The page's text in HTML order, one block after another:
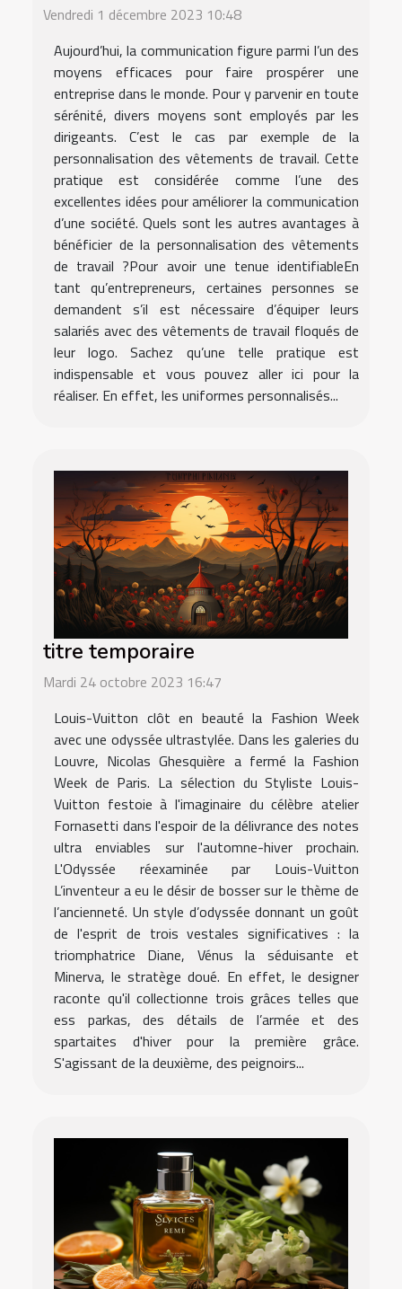
Vendredi 1 décembre 2023 10:48
Aujourd’hui, la communication figure parmi l’un des
moyens efficaces pour faire prospérer une
entreprise dans le monde. Pour y parvenir en toute
sérénité, divers moyens sont employés par les
dirigeants. C’est le cas par exemple de la
personnalisation des vêtements de travail. Cette
pratique est considérée comme l’une des
excellentes idées pour améliorer la communication
d’une société. Quels sont les autres avantages à
bénéficier de la personnalisation des vêtements
de travail ?Pour avoir une tenue identifiableEn
tant qu’entrepreneurs, certaines personnes se
demandent s’il est nécessaire d’équiper leurs
salariés avec des vêtements de travail floqués de
leur logo. Sachez qu’une telle pratique est
indispensable et vous pouvez aller ici pour la
réaliser. En effet, les uniformes personnalisés...
titre temporaire
Mardi 24 octobre 2023 16:47
Louis-Vuitton clôt en beauté la Fashion Week
avec une odyssée ultrastylée. Dans les galeries du
Louvre, Nicolas Ghesquière a fermé la Fashion
Week de Paris. La sélection du Styliste Louis-
Vuitton festoie à l'imaginaire du célèbre atelier
Fornasetti dans l'espoir de la délivrance des notes
ultra enviables sur l'automne-hiver prochain.
L'Odyssée réexaminée par Louis-Vuitton
L’inventeur a eu le désir de bosser sur le thème de
l’ancienneté. Un style d’odyssée donnant un goût
de l'esprit de trois vestales significatives : la
triomphatrice Diane, Vénus la séduisante et
Minerva, le stratège doué. En effet, le designer
raconte qu'il collectionne trois grâces telles que
ess parkas, des détails de l’armée et des
spartaites d'hiver pour la première grâce.
S'agissant de la deuxième, des peignoirs...